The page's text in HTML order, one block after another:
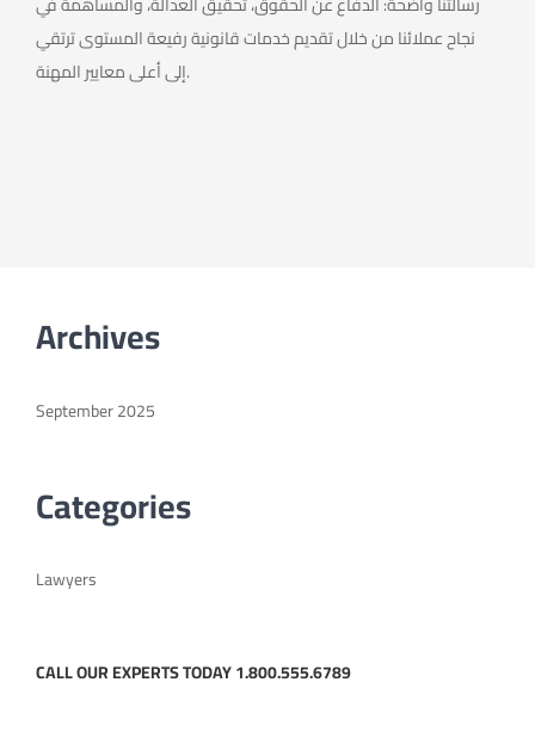
نجاح عملائنا من خلال تقديم خدمات قانونية رفيعة المستوى ترتقي
إلى أعلى معايير المهنة.
Archives
September 2025
Categories
Lawyers
CALL OUR EXPERTS TODAY 1.800.555.6789